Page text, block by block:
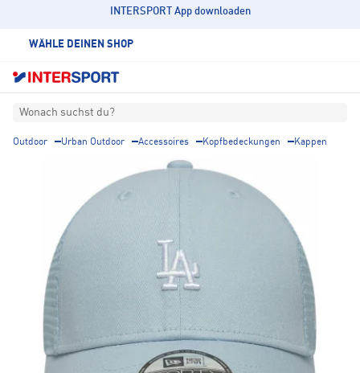
INTERSPORT App downloaden
WÄHLE DEINEN SHOP
Wonach suchst du?
Outdoor Urban Outdoor Accessoires Kopfbedeckungen Kappen